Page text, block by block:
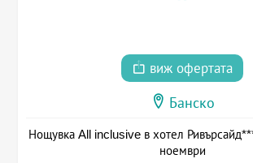
виж офертата
Банско
Нощувка All inclusive в хотел
ноември